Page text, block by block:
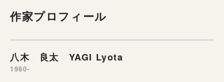
作家プロフィール
八木 良太 YAGI Lyota
1980-